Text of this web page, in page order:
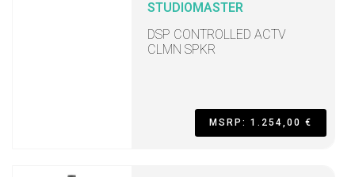
STUDIOMASTER
DSP CONTROLLED ACTV
CLMN SPKR
MSRP: 1.254,00 €